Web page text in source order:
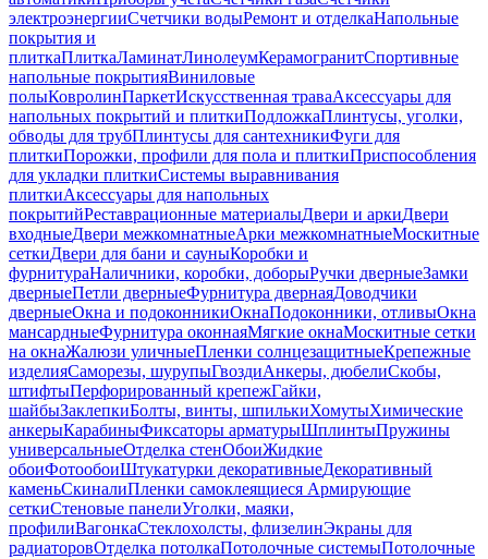
электроэнергииСчетчики водыРемонт и отделкаНапольные
покрытия и
плиткаПлиткаЛаминатЛинолеумКерамогранитСпортивные
напольные покрытияВиниловые
полыКовролинПаркетИскусственная траваАксессуары для
напольных покрытий и плиткиПодложкаПлинтусы, уголки,
обводы для трубПлинтусы для сантехникиФуги для
плиткиПорожки, профили для пола и плиткиПриспособления
для укладки плиткиСистемы выравнивания
плиткиАксессуары для напольных
покрытийРеставрационные материалыДвери и аркиДвери
входныеДвери межкомнатныеАрки межкомнатныеМоскитные
сеткиДвери для бани и сауныКоробки и
фурнитураНаличники, коробки, доборыРучки дверныеЗамки
дверныеПетли дверныеФурнитура двернаяДоводчики
дверныеОкна и подоконникиОкнаПодоконники, отливыОкна
мансардныеФурнитура оконнаяМягкие окнаМоскитные сетки
на окнаЖалюзи уличныеПленки солнцезащитныеКрепежные
изделияСаморезы, шурупыГвоздиАнкеры, дюбелиСкобы,
штифтыПерфорированный крепежГайки,
шайбыЗаклепкиБолты, винты, шпилькиХомутыХимические
анкерыКарабиныФиксаторы арматурыШплинтыПружины
универсальныеОтделка стенОбоиЖидкие
обоиФотообоиШтукатурки декоративныеДекоративный
каменьСкиналиПленки самоклеящиеся Армирующие
сеткиСтеновые панелиУголки, маяки,
профилиВагонкаСтеклохолсты, флизелинЭкраны для
радиаторовОтделка потолкаПотолочные системыПотолочные